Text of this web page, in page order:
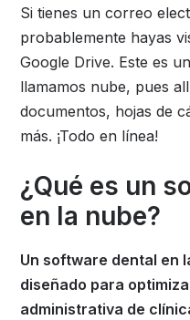
Si tienes un correo
probablemente hayas
Google Drive. Este es
llamamos nube, pues
documentos, hojas de
más. ¡Todo en línea!
¿Qué es un
en la nube?
Un software dental en
diseñado para
administrativa de